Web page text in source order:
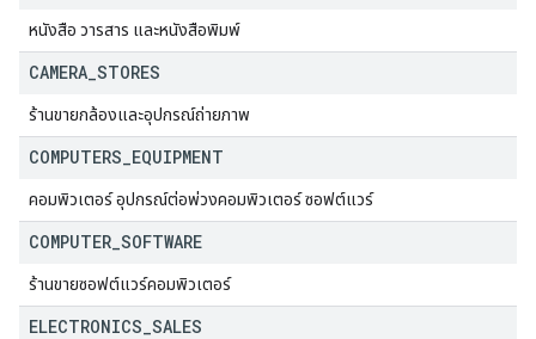
หนังสือ วารสาร และหนังสือพิมพ์
CAMERA STORES
ร้านขายกล้องและอุปกรณ์ถ่ายภาพ
COMPUTERS EQUIPMENT
คอมพิวเตอร์ อุปกรณ์ต่อพ่วงคอมพิวเตอร์ ซอฟต์แวร์
COMPUTER SOFTWARE
ร้านขายซอฟต์แวร์คอมพิวเตอร์
ELECTRONICS SALES